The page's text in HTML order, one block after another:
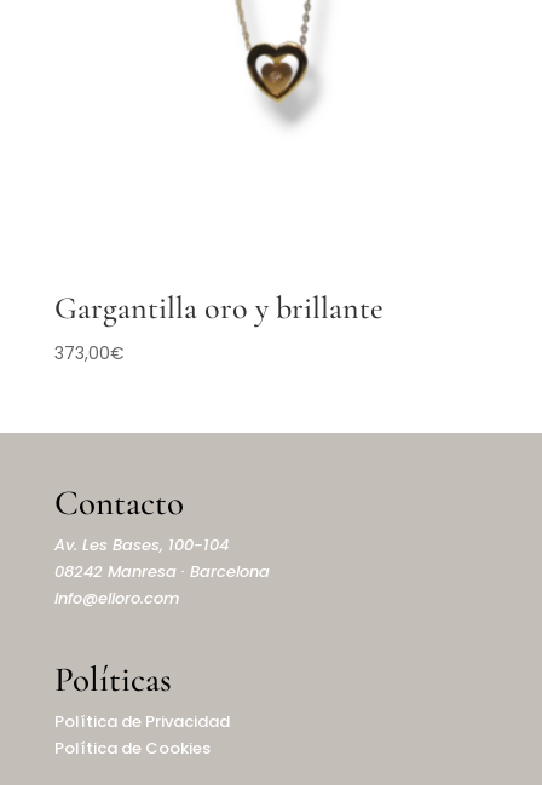
Gargantilla oro y brillante
373,00€
Contacto
Av. Les Bases, 100-104
08242 Manresa · Barcelona
info@elioro.com
Políticas
Política de Privacidad
Política de Cookies